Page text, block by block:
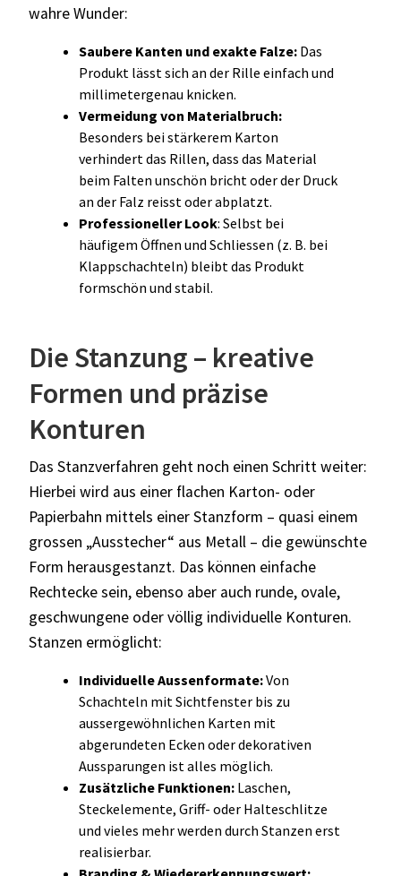
wahre Wunder:
Saubere Kanten und exakte Falze: Das
Produkt lässt sich an der Rille einfach und
millimetergenau knicken.
Vermeidung von Materialbruch:
Besonders bei stärkerem Karton
verhindert das Rillen, dass das Material
beim Falten unschön bricht oder der Druck
an der Falz reisst oder abplatzt.
Professioneller Look: Selbst bei
häufigem Öffnen und Schliessen (z. B. bei
Klappschachteln) bleibt das Produkt
formschön und stabil.
Die Stanzung – kreative
Formen und präzise
Konturen
Das Stanzverfahren geht noch einen Schritt weiter:
Hierbei wird aus einer flachen Karton- oder
Papierbahn mittels einer Stanzform – quasi einem
grossen „Ausstecher“ aus Metall – die gewünschte
Form herausgestanzt. Das können einfache
Rechtecke sein, ebenso aber auch runde, ovale,
geschwungene oder völlig individuelle Konturen.
Stanzen ermöglicht:
Individuelle Aussenformate:Von
Schachteln mit Sichtfenster bis zu
aussergewöhnlichen Karten mit
abgerundeten Ecken oder dekorativen
Aussparungen ist alles möglich.
Zusätzliche Funktionen: Laschen,
Steckelemente, Griff- oder Halteschlitze
und vieles mehr werden durch Stanzen erst
realisierbar.